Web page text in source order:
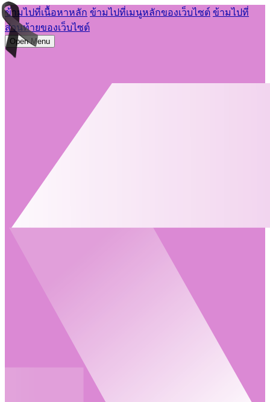
ข้ามไปที่เนื้อหาหลัก ข้ามไปที่เมนูหลักของเว็บไซต์ ข้ามไปที่
ส่วนท้ายของเว็บไซต์
Open Menu